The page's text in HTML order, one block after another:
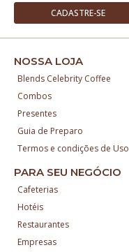
CADASTRE-SE
NOSSA LOJA
Blends Celebrity Coffee
Combos
Presentes
Guia de Preparo
Termos e condições de Uso
PARA SEU NEGÓCIO
Cafeterias
Hotéis
Restaurantes
Empresas